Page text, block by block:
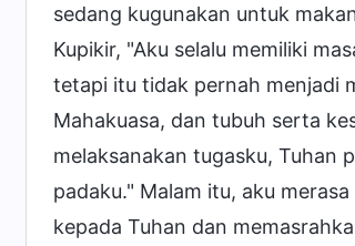
sedang kugunakan untuk
Kupikir, "Aku selalu memiliki
tetapi itu tidak pernah menjadi
Mahakuasa, dan tubuh serta
melaksanakan tugasku, Tuhan
padaku." Malam itu, aku
kepada Tuhan dan